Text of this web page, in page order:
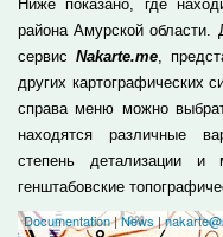
Ниже показано, где
района Амурской области.
сервис Nakarte.me,
других картографических
справа меню можно
находятся различные
степень детализации
генштабовские